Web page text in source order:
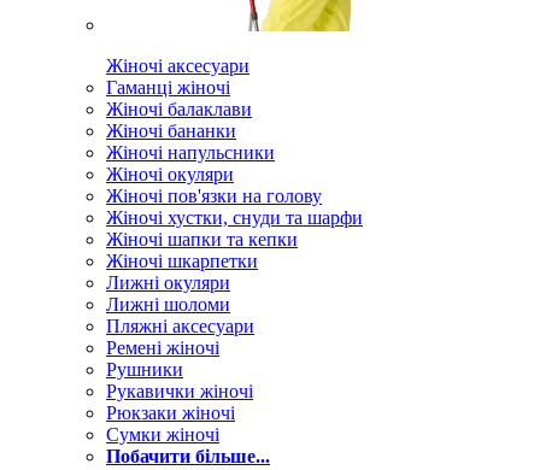
Жіночі аксесуари
Гаманці жіночі
Жіночі балаклави
Жіночі бананки
Жіночі напульсники
Жіночі окуляри
Жіночі пов'язки на голову
Жіночі хустки, снуди та шарфи
Жіночі шапки та кепки
Жіночі шкарпетки
Лижні окуляри
Лижні шоломи
Пляжні аксесуари
Ремені жіночі
Рушники
Рукавички жіночі
Рюкзаки жіночі
Сумки жіночі
Побачити більше...